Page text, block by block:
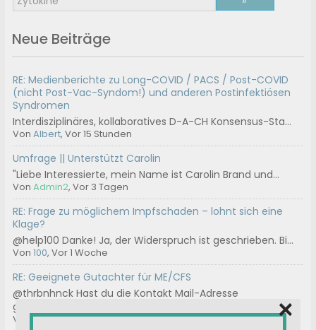
Neue Beiträge
RE: Medienberichte zu Long-COVID / PACS / Post-COVID
(nicht Post-Vac-Syndom!) und anderen Postinfektiösen
Syndromen
Interdisziplinäres, kollaboratives D-A-CH Konsensus-Sta...
VonAlbert, Vor 15 Stunden
Umfrage || Unterstützt Carolin
"Liebe Interessierte, mein Name ist Carolin Brand und...
VonAdmin2, Vor 3 Tagen
RE: Frage zu möglichem Impfschaden – lohnt sich eine
Klage?
@help100 Danke! Ja, der Widerspruch ist geschrieben. Bi...
Von100, Vor 1 Woche
RE: Geeignete Gutachter für ME/CFS
@thrbnhnck Hast du die Kontakt Mail-Adresse
genommen...
VonASte, Vor 2 Wochen ×